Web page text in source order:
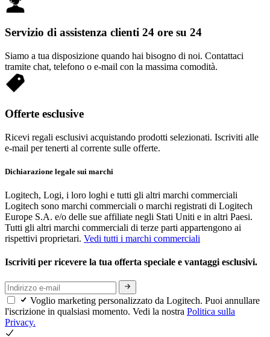
Servizio di assistenza clienti 24 ore su 24
Siamo a tua disposizione quando hai bisogno di noi. Contattaci
tramite chat, telefono o e-mail con la massima comodità.
Offerte esclusive
Ricevi regali esclusivi acquistando prodotti selezionati. Iscriviti alle
e-mail per tenerti al corrente sulle offerte.
Dichiarazione legale sui marchi
Logitech, Logi, i loro loghi e tutti gli altri marchi commerciali
Logitech sono marchi commerciali o marchi registrati di Logitech
Europe S.A. e/o delle sue affiliate negli Stati Uniti e in altri Paesi.
Tutti gli altri marchi commerciali di terze parti appartengono ai
rispettivi proprietari. Vedi tutti i marchi commerciali
Iscriviti per ricevere la tua offerta speciale e vantaggi esclusivi.
Voglio marketing personalizzato da Logitech. Puoi annullare
l'iscrizione in qualsiasi momento. Vedi la nostra Politica sulla
Privacy.